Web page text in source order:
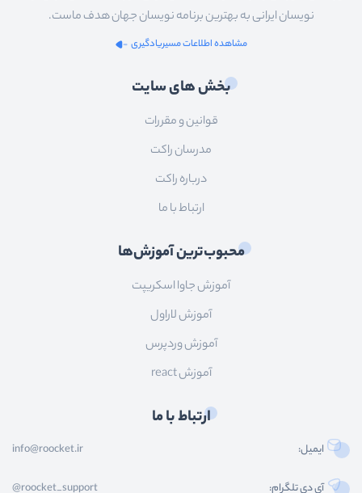
نویسان ایرانی به بهترین برنامه نویسان جهان هدف ماست.
مشاهده اطلاعات مسیریادگیری
بخش های سایت
قوانین و مقررات
مدرسان راکت
درباره راکت
ارتباط با ما
محبوب‌ترین آموزش‌ها
آموزش جاوا اسکریپت
آموزش لاراول
آموزش وردپرس
آموزش react
ارتباط با ما
ایمیل: info@roocket.ir
آی دی تلگرام: @roocket_support